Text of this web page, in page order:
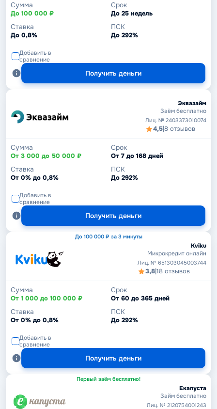
Сумма
До 100 000 ₽
Срок
До 25 недель
Ставка
До 0,8%
ПСК
До 292%
Добавить в
сравнение
Получить деньги
Эквазайм
Заём бесплатно
Лиц. № 2403373010074
4,5|8 отзывов
Сумма
От 3 000 до 50 000 ₽
Срок
От 7 до 168 дней
Ставка
От 0% до 0,8%
ПСК
До 292%
Добавить в
сравнение
Получить деньги
До 100 000 ₽ за 3 минуты
Kviku
Микрокредит онлайн
Лиц. № 651303045003744
3,8|18 отзывов
Сумма
От 1 000 до 100 000 ₽
Срок
От 60 до 365 дней
Ставка
От 0% до 0,8%
ПСК
До 292%
Добавить в
сравнение
Получить деньги
Первый заём бесплатно!
Екапуста
Займ бесплатно
Лиц. № 2120754001243